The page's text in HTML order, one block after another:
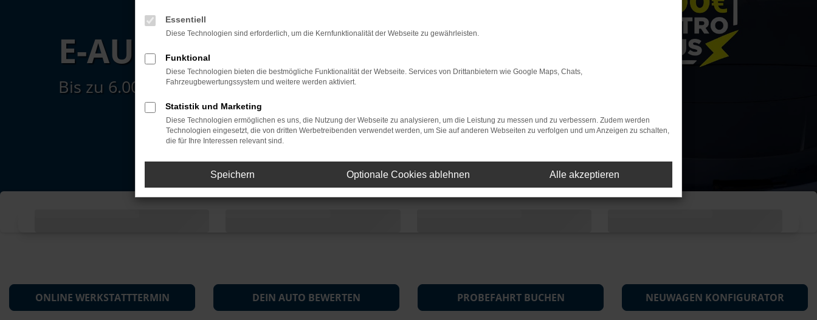
E-AUTO FÖRDERUNG
Bis zu 6.000€ Bonus!
ONLINE WERKSTATTTERMIN DEIN AUTO BEWERTEN PROBEFAHRT BUCHEN NEUWAGEN KONFIGURATOR
Essentiell
Diese Technologien sind erforderlich, um die Kernfunktionalität der Webseite zu gewährleisten.
Funktional
Diese Technologien bieten die bestmögliche Funktionalität der Webseite. Services von Drittanbietern wie Google Maps, Chats,
Fahrzeugbewertungssystem und weitere werden aktiviert.
Statistik und Marketing
Diese Technologien ermöglichen es uns, die Nutzung der Webseite zu analysieren, um die Leistung zu messen und zu verbessern. Zudem werden
Technologien eingesetzt, die von dritten Werbetreibenden verwendet werden, um Sie auf anderen Webseiten zu verfolgen und um Anzeigen zu schalten,
die für Ihre Interessen relevant sind.
Speichern Optionale Cookies ablehnen Alle akzeptieren